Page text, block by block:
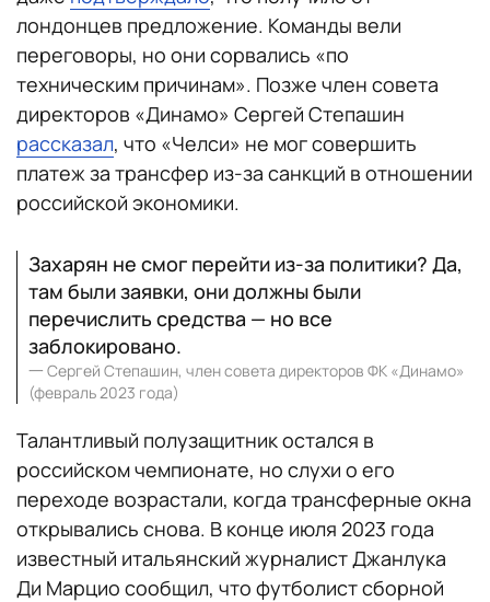
лондонцев предложение. Команды вели
переговоры, но они сорвались «по
техническим причинам». Позже член совета
директоров «Динамо» Сергей Степашин
рассказал, что «Челси» не мог совершить
платеж за трансфер из-за санкций в отношении
российской экономики.
Захарян не смог перейти из-за политики? Да,
там были заявки, они должны были
перечислить средства — но все
заблокировано.
一 Сергей Степашин, член совета директоров ФК «Динамо»
(февраль 2023 года)
Талантливый полузащитник остался в
российском чемпионате, но слухи о его
переходе возрастали, когда трансферные окна
открывались снова. В конце июля 2023 года
известный итальянский журналист Джанлука
Ди Марцио сообщил, что футболист сборной